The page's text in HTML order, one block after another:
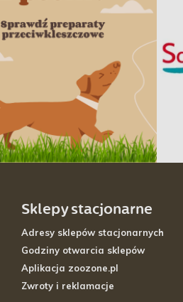
Sklepy stacjonarne
Adresy sklepów stacjonarnych
Godziny otwarcia sklepów
Aplikacja zoozone.pl
Zwroty i reklamacje